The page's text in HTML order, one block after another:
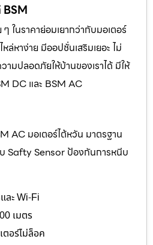
ในราคาย่อมเยากว่ากับมอเตอร์
ล่หาง่าย มีออปชั่นเสริมเยอะ ไม่
ามปลอดภัยให้บ้านของเราได้ มีให้
DC และ BSM AC
AC มอเตอร์ไต้หวัน มาตรฐาน
Safty Sensor ป้องกันการหนีบ
ละ Wi-Fi
เมตร
ตอร์ไม่ล็อค